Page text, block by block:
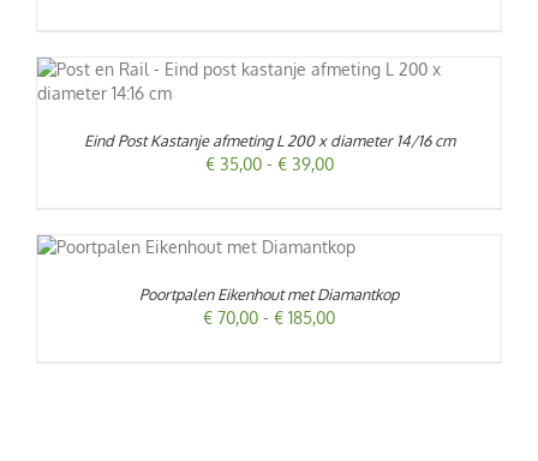
Eind Post Kastanje afmeting L 200 x diameter 14/16 cm
€35,00 - €39,00Prijsklasse:
Poortpalen Eikenhout met Diamantkop
€ 70,00 - € 185,00Prijsklasse: